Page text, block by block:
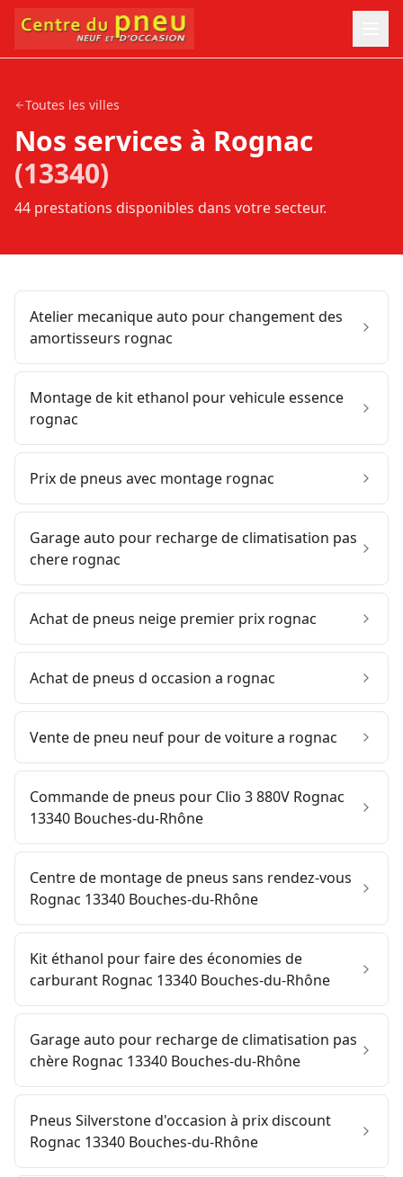
Toutes les villes
Nos services à Rognac
(13340)
44 prestations disponibles dans votre secteur.
Atelier mecanique auto pour changement des
amortisseurs rognac
Montage de kit ethanol pour vehicule essence
rognac
Prix de pneus avec montage rognac
Garage auto pour recharge de climatisation pas
chere rognac
Achat de pneus neige premier prix rognac
Achat de pneus d occasion a rognac
Vente de pneu neuf pour de voiture a rognac
Commande de pneus pour Clio 3 880V Rognac
13340 Bouches-du-Rhône
Centre de montage de pneus sans rendez-vous
Rognac 13340 Bouches-du-Rhône
Kit éthanol pour faire des économies de
carburant Rognac 13340 Bouches-du-Rhône
Garage auto pour recharge de climatisation pas
chère Rognac 13340 Bouches-du-Rhône
Pneus Silverstone d'occasion à prix discount
Rognac 13340 Bouches-du-Rhône